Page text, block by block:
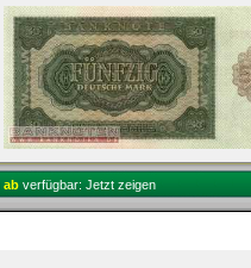
ab verfügbar: Jetzt zeigen